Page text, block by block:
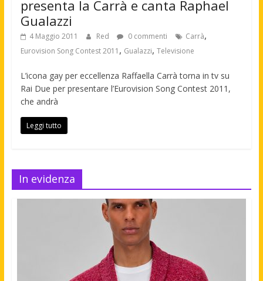
presenta la Carrà e canta Raphael
Gualazzi
4 Maggio 2011 Red 0 commenti Carrà,
Eurovision Song Contest 2011 , Gualazzi, Televisione
L’icona gay per eccellenza Raffaella Carrà torna in tv su
Rai Due per presentare l’Eurovision Song Contest 2011,
che andrà
Leggi tutto
In evidenza